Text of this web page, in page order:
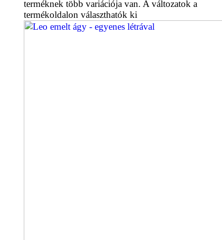
terméknek több variációja van. A változatok a
termékoldalon választhatók ki